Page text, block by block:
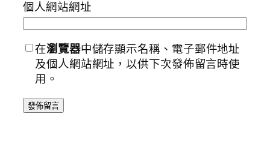
個人網站網址
在瀏覽器中儲存顯示名稱、電子郵件地址
及個人網站網址，以供下次發佈留言時使
用。